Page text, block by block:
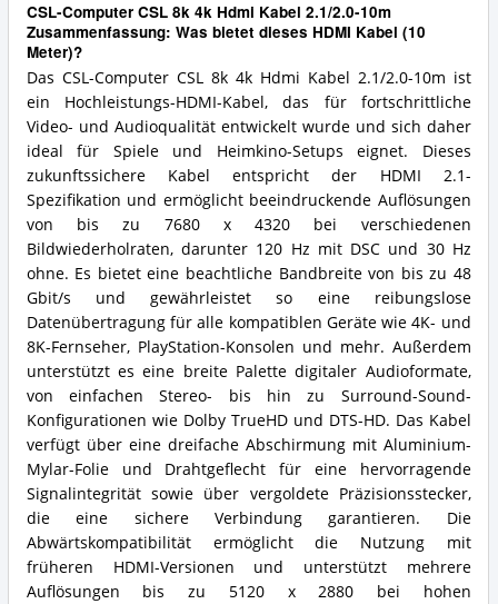
CSL-Computer CSL 8k 4k Hdmi Kabel 2.1/2.0-10m
Zusammenfassung: Was bietet dieses HDMI Kabel (10
Meter)?
Das CSL-Computer CSL 8k 4k Hdmi Kabel 2.1/2.0-10m ist
ein Hochleistungs-HDMI-Kabel, das für fortschrittliche
Video- und Audioqualität entwickelt wurde und sich daher
ideal für Spiele und Heimkino-Setups eignet. Dieses
zukunftssichere Kabel entspricht der HDMI 2.1-
Spezifikation und ermöglicht beeindruckende Auflösungen
von bis zu 7680 x 4320 bei verschiedenen
Bildwiederholraten, darunter 120 Hz mit DSC und 30 Hz
ohne. Es bietet eine beachtliche Bandbreite von bis zu 48
Gbit/s und gewährleistet so eine reibungslose
Datenübertragung für alle kompatiblen Geräte wie 4K- und
8K-Fernseher, PlayStation-Konsolen und mehr. Außerdem
unterstützt es eine breite Palette digitaler Audioformate,
von einfachen Stereo- bis hin zu Surround-Sound-
Konfigurationen wie Dolby TrueHD und DTS-HD. Das Kabel
verfügt über eine dreifache Abschirmung mit Aluminium-
Mylar-Folie und Drahtgeflecht für eine hervorragende
Signalintegrität sowie über vergoldete Präzisionsstecker,
die eine sichere Verbindung garantieren. Die
Abwärtskompatibilität ermöglicht die Nutzung mit
früheren HDMI-Versionen und unterstützt mehrere
Auflösungen bis zu 5120 x 2880 bei hohen